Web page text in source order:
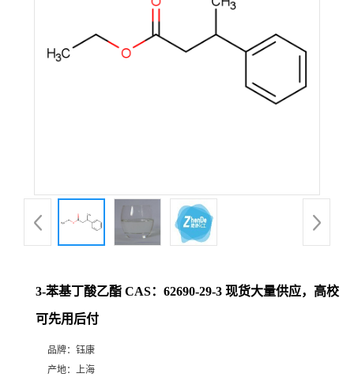
3-苯基丁酸乙酯 CAS：62690-29-3 现货大量供应，高校
可先用后付
品牌： 钰康
产地： 上海